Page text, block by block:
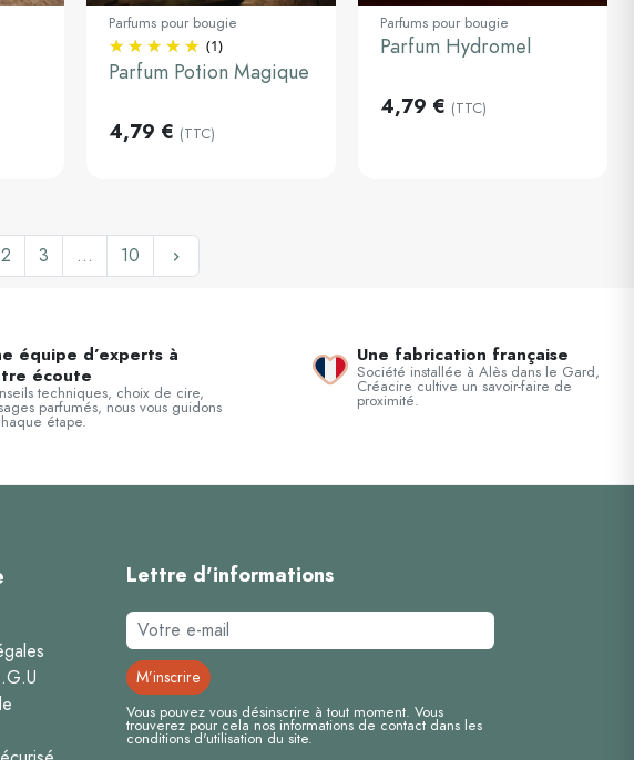
30ml
Parfums pour bougie
(1)
Parfum Potion Magique
4,79 € (TTC)
30ml
Ajouter au
Parfums pour bougie
Parfum Hydromel
4,79 € (TTC)
2 3 … 10 keyboard_arrow_right
équipe d’experts à
écoute
techniques, choix de cire,
parfumés, nous vous guidons
étape.
Une fabrication française
Société installée à Alès dans le Gard,
Créacire cultive un savoir-faire de
proximité.
Lettre d'informations
Vous pouvez vous désinscrire à tout moment. Vous
trouverez pour cela nos informations de contact dans les
conditions d'utilisation du site.